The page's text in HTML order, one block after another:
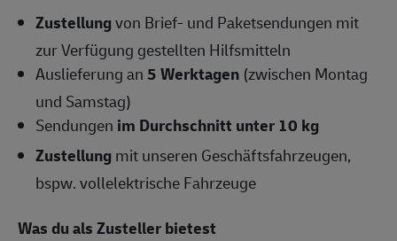
Zustellungvon Brief- und Paketsendungen mit
zur Verfügung gestellten Hilfsmitteln
Auslieferung an5 Werktagen (zwischen Montag
und Samstag)
Sendungen im Durchschnitt unter 10 kg
Zustellungmit unseren Geschäftsfahrzeugen,
bspw. vollelektrische Fahrzeuge
Was du als Zusteller bietest